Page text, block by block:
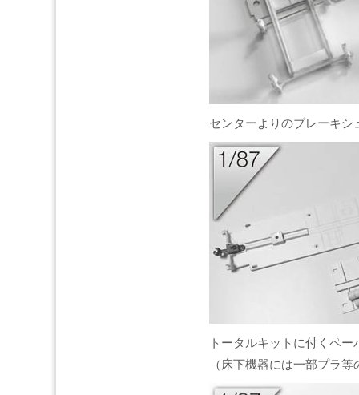
センターよりのブレーキシ
トータルキットに付くペ
（床下機器には一部プラ